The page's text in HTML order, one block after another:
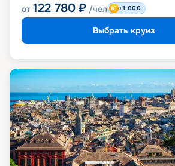
от 122 780 ₽ /чел +1 000
Выбрать круиз